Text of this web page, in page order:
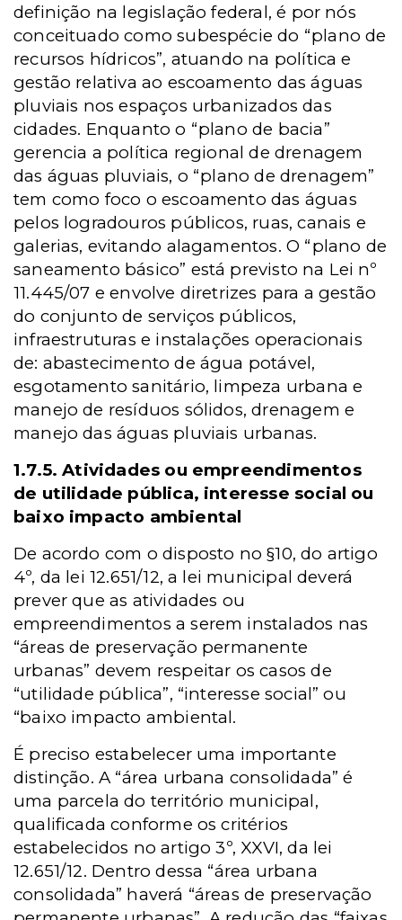
definição na legislação federal, é por nós
conceituado como subespécie do “plano de
recursos hídricos”, atuando na política e
gestão relativa ao escoamento das águas
pluviais nos espaços urbanizados das
cidades. Enquanto o “plano de bacia”
gerencia a política regional de drenagem
das águas pluviais, o “plano de drenagem”
tem como foco o escoamento das águas
pelos logradouros públicos, ruas, canais e
galerias, evitando alagamentos. O “plano de
saneamento básico” está previsto na Lei nº
11.445/07 e envolve diretrizes para a gestão
do conjunto de serviços públicos,
infraestruturas e instalações operacionais
de: abastecimento de água potável,
esgotamento sanitário, limpeza urbana e
manejo de resíduos sólidos, drenagem e
manejo das águas pluviais urbanas.
1.7.5. Atividades ou empreendimentos
de utilidade pública, interesse social ou
baixo impacto ambiental
De acordo com o disposto no §10, do artigo
4º, da lei 12.651/12, a lei municipal deverá
prever que as atividades ou
empreendimentos a serem instalados nas
“áreas de preservação permanente
urbanas” devem respeitar os casos de
“utilidade pública”, “interesse social” ou
“baixo impacto ambiental.
É preciso estabelecer uma importante
distinção. A “área urbana consolidada” é
uma parcela do território municipal,
qualificada conforme os critérios
estabelecidos no artigo 3º, XXVI, da lei
12.651/12. Dentro dessa “área urbana
consolidada” haverá “áreas de preservação